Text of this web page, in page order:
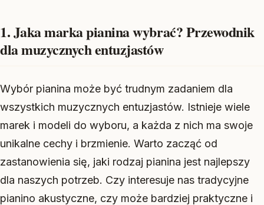
1. Jaka marka pianina wybrać? Przewodnik
dla muzycznych entuzjastów
Wybór pianina może być trudnym zadaniem dla
wszystkich muzycznych entuzjastów. Istnieje wiele
marek i modeli do wyboru, a każda z nich ma swoje
unikalne cechy i brzmienie. Warto zacząć od
zastanowienia się, jaki rodzaj pianina jest najlepszy
dla naszych potrzeb. Czy interesuje nas tradycyjne
pianino akustyczne, czy może bardziej praktyczne i